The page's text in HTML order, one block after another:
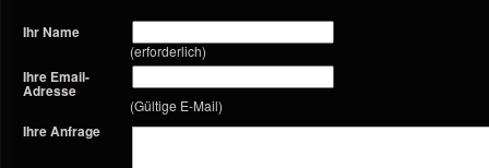
Ihr Name
(erforderlich)
Ihre Email-
Adresse
(Gültige E-Mail)
Ihre Anfrage